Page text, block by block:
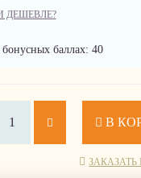
ДЕШЕВЛЕ?
баллах: 40
В